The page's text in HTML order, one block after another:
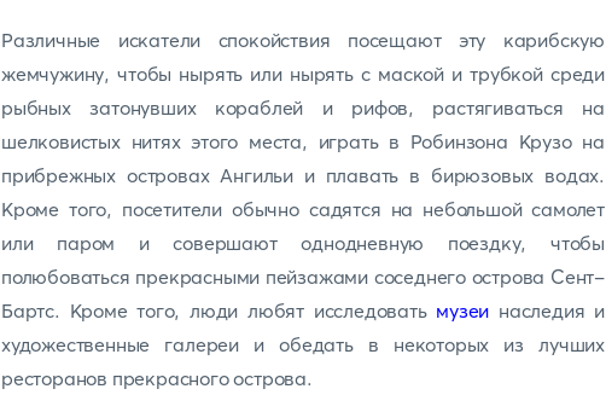
Различные искатели спокойствия посещают эту карибскую
жемчужину, чтобы нырять или нырять с маской и трубкой среди
рыбных затонувших кораблей и рифов, растягиваться на
шелковистых нитях этого места, играть в Робинзона Крузо на
прибрежных островах Ангильи и плавать в бирюзовых водах.
Кроме того, посетители обычно садятся на небольшой самолет
или паром и совершают однодневную поездку, чтобы
полюбоваться прекрасными пейзажами соседнего острова Сент-
Бартс. Кроме того, люди любят исследовать музеи наследия и
художественные галереи и обедать в некоторых из лучших
ресторанов прекрасного острова.